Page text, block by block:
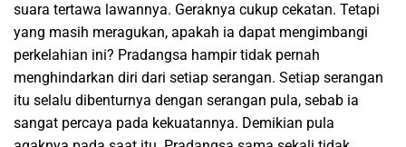
suara tertawa lawannya. Geraknya cukup cekatan. Tetapi
yang masih meragukan, apakah ia dapat mengimbangi
perkelahian ini? Pradangsa hampir tidak pernah
menghindarkan diri dari setiap serangan. Setiap serangan
itu selalu dibenturnya dengan serangan pula, sebab ia
sangat percaya pada kekuatannya. Demikian pula